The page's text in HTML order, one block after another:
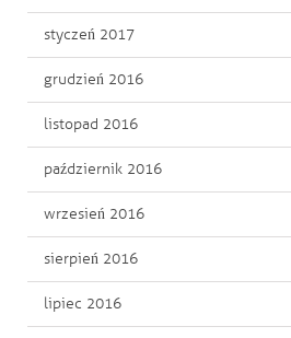
styczeń 2017
grudzień 2016
listopad 2016
październik 2016
wrzesień 2016
sierpień 2016
lipiec 2016